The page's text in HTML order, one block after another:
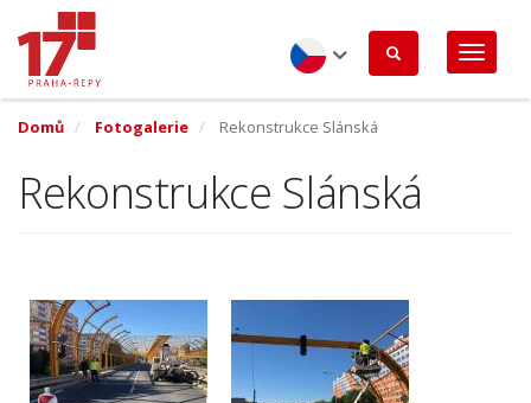
hlavnímu
obsahu
Czech
Domů
Fotogalerie Rekonstrukce Slánská
Rekonstrukce Slánská